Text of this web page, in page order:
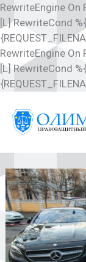
RewriteEngine On
[L] RewriteCond
RewriteEngine On
[L] RewriteCond